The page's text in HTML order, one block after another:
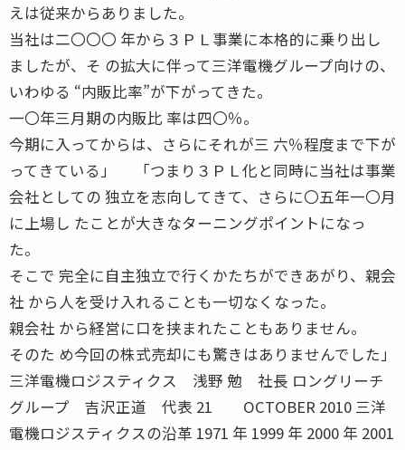
えは従来からありました。
当社は二〇〇〇 年から３ＰＬ事業に本格的に乗り出し
ましたが、そ の拡大に伴って三洋電機グループ向けの、
いわゆる “内販比率”が下がってきた。
一〇年三月期の内販比 率は四〇％。
今期に入ってからは、さらにそれが三 六％程度まで下が
ってきている」 「つまり３ＰＬ化と同時に当社は事業
会社としての 独立を志向してきて、さらに〇五年一〇月
に上場し たことが大きなターニングポイントになっ
た。
そこで 完全に自主独立で行くかたちができあがり、親会
社 から人を受け入れることも一切なくなった。
親会社 から経営に口を挟まれたこともありません。
そのた め今回の株式売却にも驚きはありませんでした」
三洋電機ロジスティクス 浅野 勉 社長 ロングリーチ
グループ 吉沢正道 代表 21 OCTOBER 2010 三洋
電機ロジスティクスの沿革 1971 年 1999 年 2000 年 2001